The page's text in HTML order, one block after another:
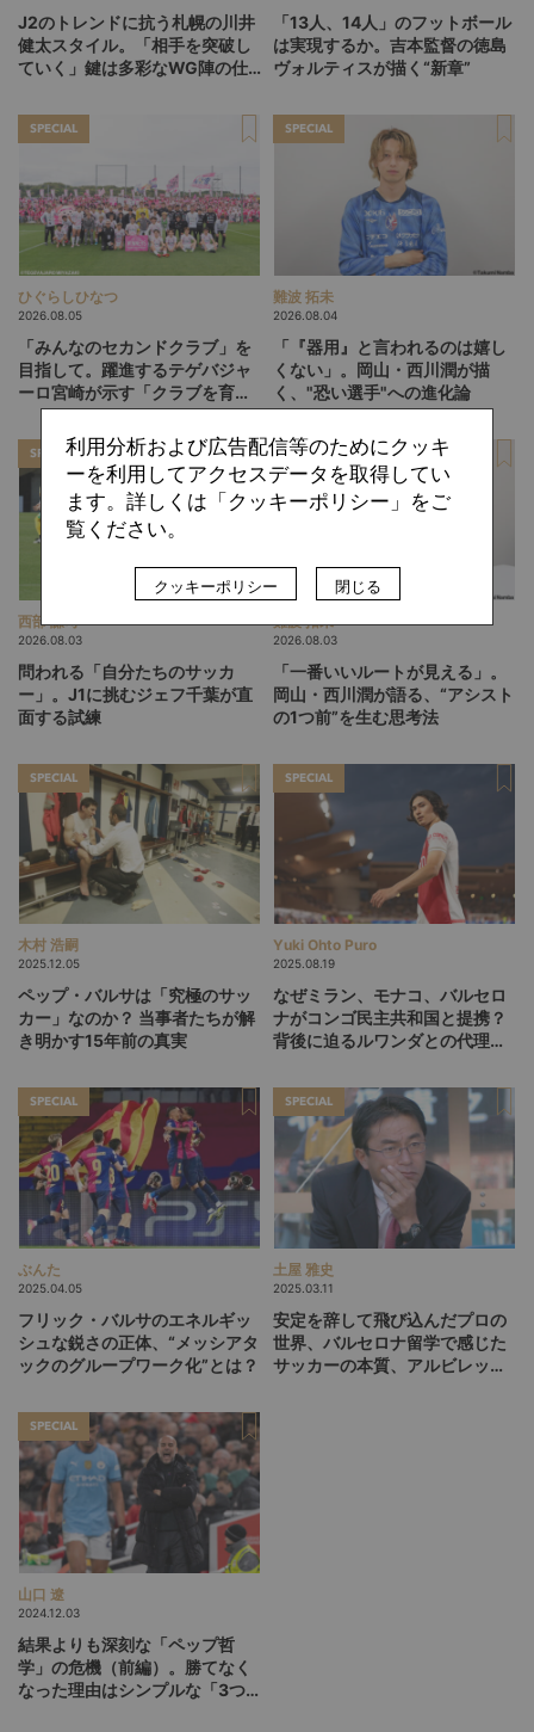
J2のトレンドに抗う札幌の川井
健太スタイル。「相手を突破し
ていく」鍵は多彩なWG陣の仕
「13人、14人」のフットボール
は実現するか。吉本監督の徳島
ヴォルティスが描く“新章”
SPECIAL
ひぐらしひなつ
2026.08.05
「みんなのセカンドクラブ」を
目指して。躍進するテゲバジャ
ーロ宮崎が示す「クラブを育て
る」という価値観
SPECIAL
難波 拓未
2026.08.04
「『器用』と言われるのは嬉し
くない」。岡山・西川潤が描
く、"恐い選手"への進化論
SPECIAL
西部 謙司
2026.08.03
問われる「自分たちのサッカ
ー」。J1に挑むジェフ千葉が直
面する試練
SPECIAL
難波 拓未
2026.08.03
「一番いいルートが見える」。
岡山・西川潤が語る、“アシスト
の1つ前”を生む思考法
SPECIAL
木村 浩嗣
2025.12.05
ペップ・バルサは「究極のサッ
カー」なのか？ 当事者たちが解
き明かす15年前の真実
SPECIAL
Yuki Ohto Puro
2025.08.19
なぜミラン、モナコ、バルセロ
ナがコンゴ民主共和国と提携？
背後に迫るルワンダとの代理戦
SPECIAL
ぶんた
2025.04.05
フリック・バルサのエネルギッ
シュな鋭さの正体、“メッシアタ
ックのグループワーク化”とは？
SPECIAL
土屋 雅史
2025.03.11
安定を辞して飛び込んだプロの
世界、バルセロナ留学で感じた
サッカーの本質、アルビレック
SPECIAL
山口 遼
2024.12.03
結果よりも深刻な「ペップ哲
学」の危機（前編）。勝てなく
なった理由はシンプルな「3つ
利用分析および広告配信等のためにクッキ
ーを利用してアクセスデータを取得してい
ます。詳しくは「クッキーポリシー」をご
覧ください。
クッキーポリシー 閉じる